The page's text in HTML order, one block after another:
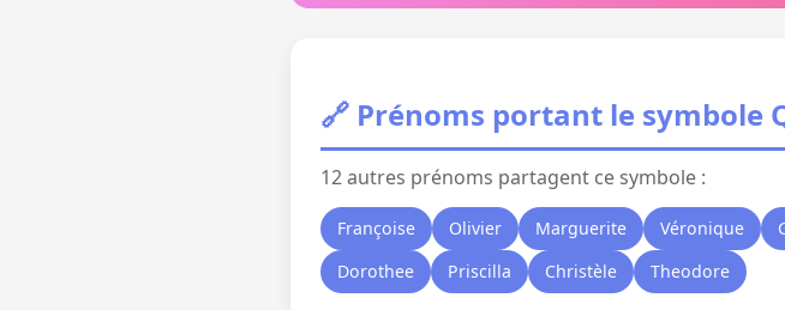
🔗 Prénoms portant le symbole
12 autres prénoms partagent ce symbole :
Françoise Olivier Marguerite Véronique
Dorothee
Priscilla Christèle Theodore